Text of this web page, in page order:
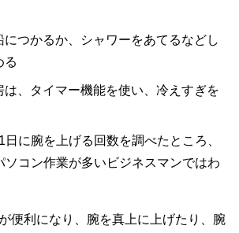
につかるか、シャワーをあてるなどし
る
は、タイマー機能を使い、冷えすぎを
日に腕を上げる回数を調べたところ、
ソコン作業が多いビジネスマンではわ
便利になり、腕を真上に上げたり、腕